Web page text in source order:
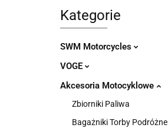
Kategorie
SWM Motorcycles
VOGE
Akcesoria Motocyklowe
Zbiorniki Paliwa
Bagażniki Torby Podróżne